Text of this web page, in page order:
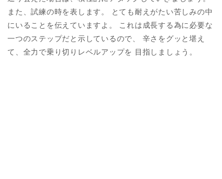
また、試練の時を表します。 とても耐えがたい苦しみの中
にいることを伝えていますよ。 これは成長する為に必要な
一つのステップだと示しているので、 辛さをグッと堪え
て、全力で乗り切りレベルアップを 目指しましょう。